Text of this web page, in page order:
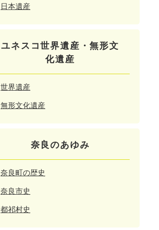
日本遺産
ユネスコ世界遺産・無形文
化遺産
世界遺産
無形文化遺産
奈良のあゆみ
奈良町の歴史
奈良市史
都祁村史